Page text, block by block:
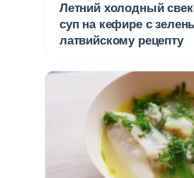
Летний холодный
суп на кефире с
латвийскому рецепту